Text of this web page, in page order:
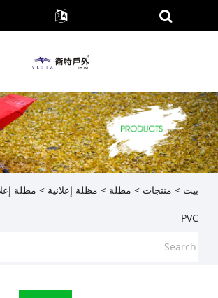
بيت > منتجات > مظلة > مظلة إعلانية > مظلة
PVC